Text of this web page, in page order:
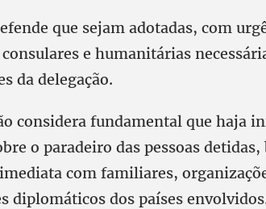
que sejam adotadas, com
e humanitárias
da delegação.
considera fundamental que haja
o paradeiro das pessoas
com familiares,
diplomáticos dos países